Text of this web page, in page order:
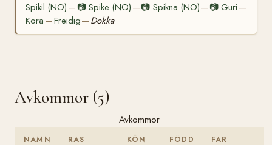
Spikil (NO) — 📷Spike (NO) —📷 Spikna (NO)— 📷Guri —
Kora —Freidig— Dokka
Avkommor (5)
Avkommor
NAMN RAS KÖN FÖDD FAR